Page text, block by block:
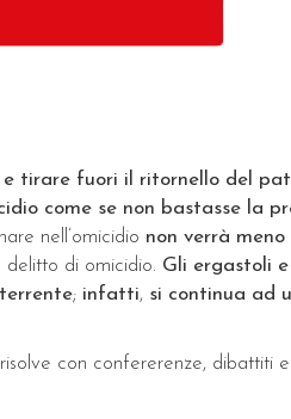
e tirare fuori il ritornello del
come se non bastasse la
nell’omicidio non verrà
di omicidio. Gli ergastoli
; infatti, si continua ad
con confererenze, dibattiti